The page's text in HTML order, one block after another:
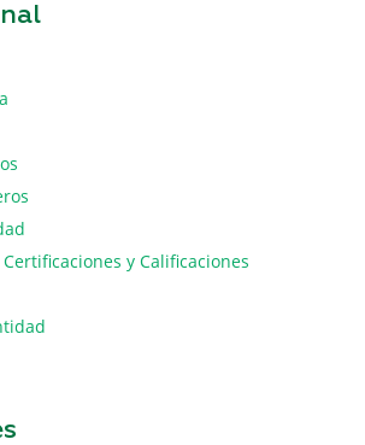
y Calificaciones